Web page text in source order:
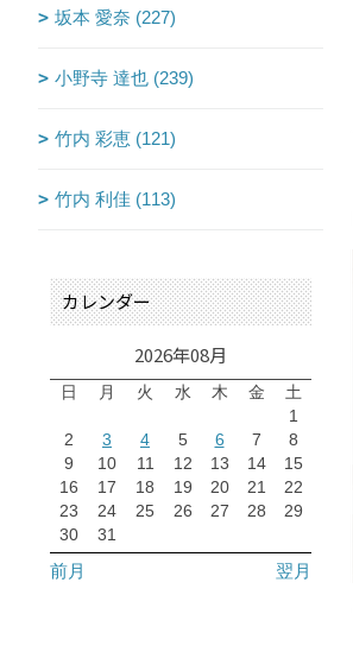
坂本 愛奈 (227)
小野寺 達也 (239)
竹内 彩恵 (121)
竹内 利佳 (113)
カレンダー
2026年08月
日 月 火 水 木 金
土
1
2
3 4 5 6 7
8
9
10 11 12 13 14
15
16
17 18 19 20 21
22
23
24 25 26 27 28
29
30
31
前月 翌月